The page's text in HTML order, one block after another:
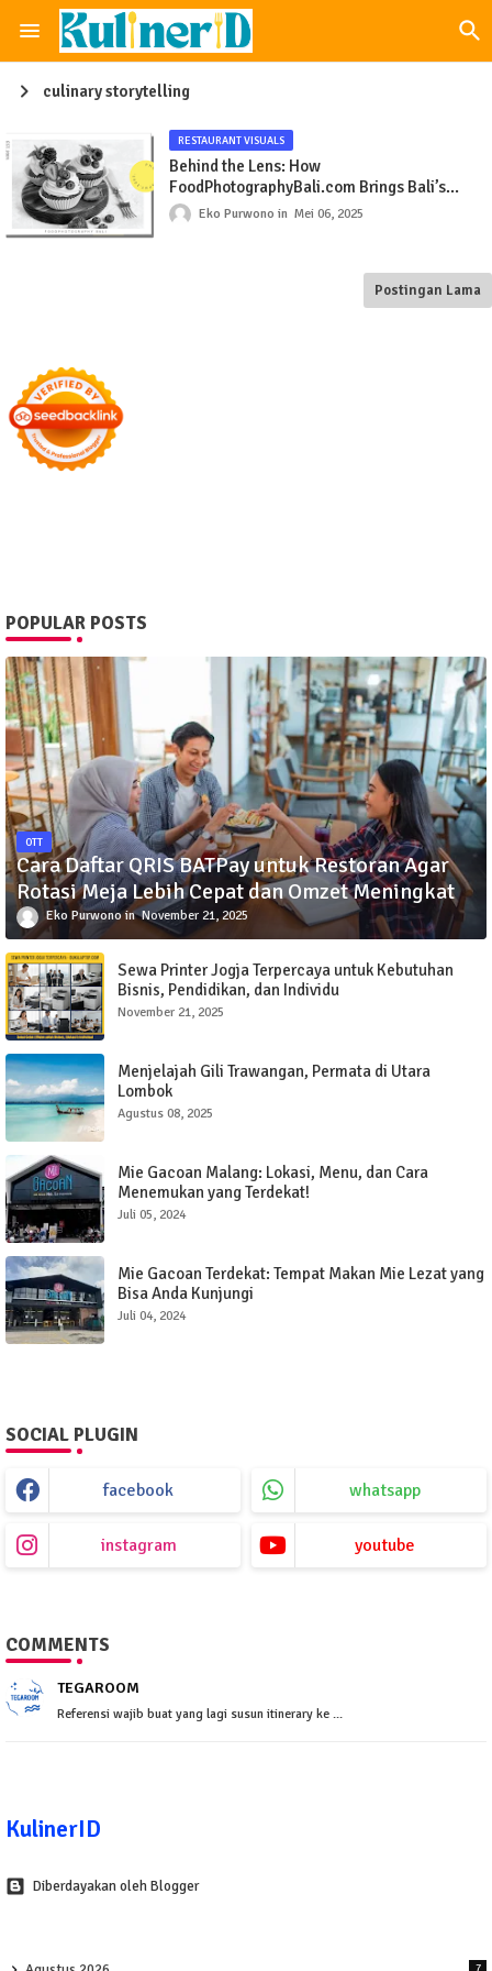
culinary storytelling
RESTAURANT VISUALS
Behind the Lens: How
FoodPhotographyBali.com Brings Bali’s
Dishes to Life
Eko Purwono Mei 06, 2025
Postingan Lama
POPULAR POSTS
OTT
Cara Daftar QRIS BATPay untuk Restoran Agar
Rotasi Meja Lebih Cepat dan Omzet Meningkat
Eko Purwono November 21, 2025
Sewa Printer Jogja Terpercaya untuk Kebutuhan
Bisnis, Pendidikan, dan Individu
November 21, 2025
Menjelajah Gili Trawangan, Permata di Utara
Lombok
Agustus 08, 2025
Mie Gacoan Malang: Lokasi, Menu, dan Cara
Menemukan yang Terdekat!
Juli 05, 2024
Mie Gacoan Terdekat: Tempat Makan Mie Lezat yang
Bisa Anda Kunjungi
Juli 04, 2024
SOCIAL PLUGIN
facebook whatsapp
instagram youtube
COMMENTS
TEGAROOM
Referensi wajib buat yang lagi susun itinerary ke ...
KulinerID
Diberdayakan oleh Blogger
7